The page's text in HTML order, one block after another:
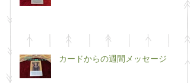
カードからの週間メッセージ